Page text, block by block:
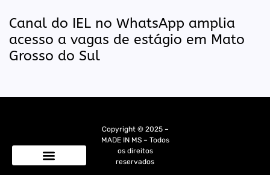
Canal do IEL no WhatsApp amplia
acesso a vagas de estágio em Mato
Grosso do Sul
Copyright © 2025 –
MADE IN MS – Todos
os direitos
reservados